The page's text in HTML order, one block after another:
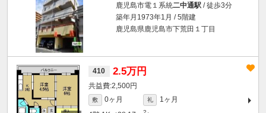
鹿児島市電１系統二中通駅 / 徒歩3分
築年月1973年1月 / 5階建
鹿児島県鹿児島市下荒田１丁目
410 2.5万円
2,500円
敷 0ヶ月 礼
1ヶ月